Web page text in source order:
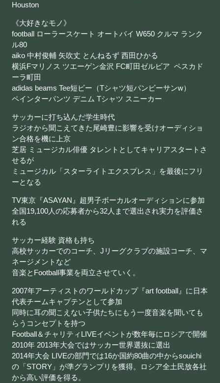
Houston
《大好きなモノ》
football ローラースケート オートバイ W650 クルマ ランク
ル80
aiko 中村俊輔 矢吹丈 とんねるず 西田ひかる
横浜Fマリノス ツエーゲン金沢 FC町田ゼルビア ペスカド
ーラ町田
adidas beams Tee短ビー（Tシャツ短パンビーサンw）
ペインターパンツ デニム Tシャツ スニーカー
サッカーに打ち込んだ学生時代
ラジオから聞こえてきた尾崎豊に影響を受けオーディショ
ン合格を機に上京
芝居 ミュージカル俳優 タレントとしてキャリアスタートさ
せるが
ミュージカル「スターライトエクスプレス」を最後にフリ
ーとなる
TV東京『ASAYAN』超男子ボーカルオーディションに参加
全国19,100人の応募者から32人まで選出され実力を評価さ
れる
サッカー経験 資格も持ち
高校サッカーでのコーチ、Jリーグクラブの施設コーチ、マ
ネージメントなど
音楽とFootball事業を両立させていく。
2007年アーティストのワールドカップ『art football』に日本
代表チームキャプテンとして参加
同時に耳の聞こえない子供たちにもう一度音楽を聞いても
らうコンセプトを持つ
Football＆チャリティLIVEイベントが数年毎にロシアで開催
2010年 2013年大会ではサッカー世界選抜に選出
2014年大会 LIVEの部門では16か国約80曲の中からsouichi
の「STORY」が準グランプリを獲得。ロシア全土民放各社
から高い評価を得る。